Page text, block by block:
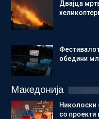
Двајца
обедини
Македонија
со